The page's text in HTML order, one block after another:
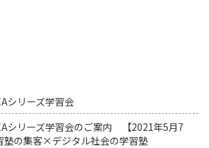
シリーズ学習会
シリーズ学習会のご案内 【2021年5月7
の集客×デジタル社会の学習塾